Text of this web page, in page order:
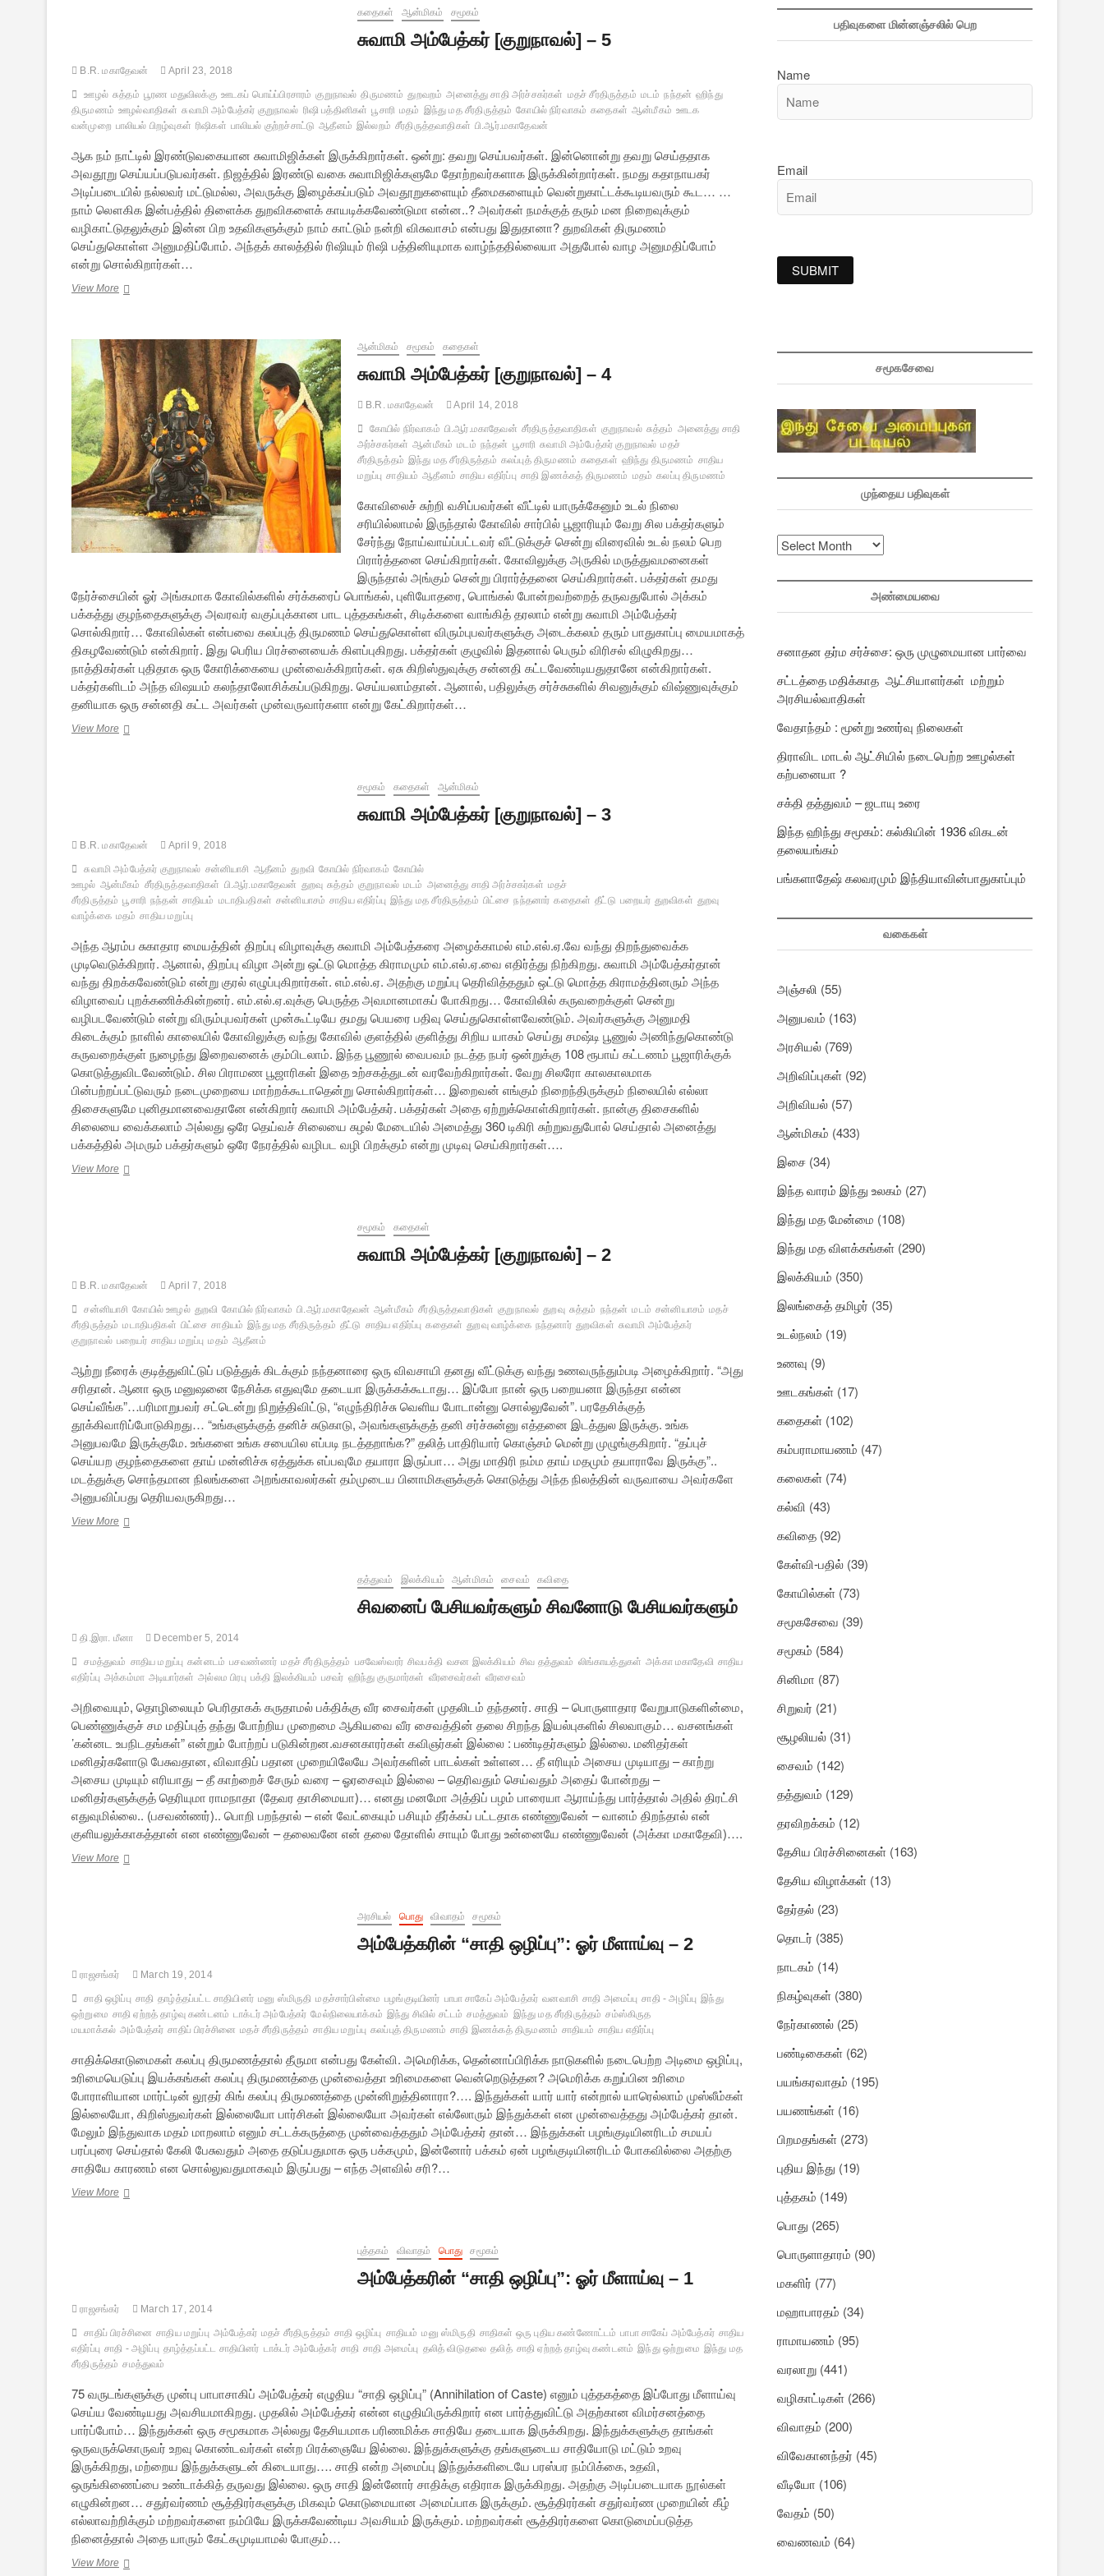
கதைகள் ஆன்மிகம் சமூகம்
சுவாமி அம்பேத்கர் [குறுநாவல்] – 5
B.R. மகாதேவன் April 23, 2018
ஊழல் சுத்தம் பூரண மதுவிலக்கு ஊடகப் பொய்ப்பிரசாரம் குறுநாவல் திருமணம் துறவறம் அனைத்து சாதி அர்ச்சகர்கள் மதச் சீர்திருத்தம் மடம் நந்தன் ஹிந்து
திருமணம் ஊழல்வாதிகள் சுவாமி அம்பேத்கர் குறுநாவல் ரிஷி பத்தினிகள் பூசாரி மதம் இந்து மத சீர்திருத்தம் கோயில் நிர்வாகம் கதைகள் ஆன்மீகம் ஊடக
வன்முறை பாலியல் பிறழ்வுகள் ரிஷிகள் பாலியல் குற்றச்சாட்டு ஆதீனம் இல்லறம் சீர்திருத்தவாதிகள் பி.ஆர்.மகாதேவன்
ஆக நம் நாட்டில் இரண்டுவகையான சுவாமிஜிக்கள் இருக்கிறார்கள். ஒன்று: தவறு செய்பவர்கள். இன்னொன்று தவறு செய்ததாக
அவதூறு செய்யப்படுபவர்கள். நிஜத்தில் இரண்டு வகை சுவாமிஜிக்களுமே தோற்றவர்களாக இருக்கின்றார்கள். நமது கதாநாயகர்
அடிப்படையில் நல்லவர் மட்டுமல்ல, அவருக்கு இழைக்கப்படும் அவதூறுகளையும் தீமைகளையும் வென்றுகாட்டக்கூடியவரும் கூட… …
நாம் லௌகிக இன்பத்தில் திளைக்க துறவிகளைக் காயடிக்கவேண்டுமா என்ன..? அவர்கள் நமக்குத் தரும் மன நிறைவுக்கும்
வழிகாட்டுதலுக்கும் இன்ன பிற உதவிகளுக்கும் நாம் காட்டும் நன்றி விசுவாசம் என்பது இதுதானா? துறவிகள் திருமணம்
செய்துகொள்ள அனுமதிப்போம். அந்தக் காலத்தில் ரிஷியும் ரிஷி பத்தினியுமாக வாழ்ந்ததில்லையா அதுபோல் வாழ அனுமதிப்போம்
என்று சொல்கிறார்கள்…
View Moreசுவாமி
5
ஆன்மிகம் சமூகம் கதைகள்
சுவாமி அம்பேத்கர் [குறுநாவல்] – 4
B.R. மகாதேவன் April 14, 2018
கோயில் நிர்வாகம் பி.ஆர்.மகாதேவன் சீர்திருத்தவாதிகள் குறுநாவல் சுத்தம் அனைத்து சாதி
அர்ச்சகர்கள் ஆன்மீகம் மடம் நந்தன் பூசாரி சுவாமி அம்பேத்கர் குறுநாவல் மதச்
சீர்திருத்தம் இந்து மத சீர்திருத்தம் கலப்புத் திருமணம் கதைகள் ஹிந்து திருமணம் சாதிய
மறுப்பு சாதியம் ஆதீனம் சாதிய எதிர்ப்பு சாதி இணக்கத் திருமணம் மதம் கலப்பு திருமணம்
கோவிலைச் சுற்றி வசிப்பவர்கள் வீட்டில் யாருக்கேனும் உடல் நிலை
சரியில்லாமல் இருந்தால் கோவில் சார்பில் பூஜாரியும் வேறு சில பக்தர்களும்
சேர்ந்து நோய்வாய்ப்பட்டவர் வீட்டுக்குச் சென்று விரைவில் உடல் நலம் பெற
பிரார்த்தனை செய்கிறார்கள். கோவிலுக்கு அருகில் மருத்துவமனைகள்
இருந்தால் அங்கும் சென்று பிரார்த்தனை செய்கிறார்கள். பக்தர்கள் தமது
நேர்ச்சையின் ஓர் அங்கமாக கோவில்களில் சர்க்கரைப் பொங்கல், புளியோதரை, பொங்கல் போன்றவற்றைத் தருவதுபோல் அக்கம்
பக்கத்து குழந்தைகளுக்கு அவரவர் வகுப்புக்கான பாட புத்தகங்கள், சிடிக்களை வாங்கித் தரலாம் என்று சுவாமி அம்பேத்கர்
சொல்கிறார்… கோவில்கள் என்பவை கலப்புத் திருமணம் செய்துகொள்ள விரும்புபவர்களுக்கு அடைக்கலம் தரும் பாதுகாப்பு மையமாகத்
திகழவேண்டும் என்கிறார். இது பெரிய பிரச்னையைக் கிளப்புகிறது. பக்தர்கள் குழுவில் இதனால் பெரும் விரிசல் விழுகிறது…
நாத்திகர்கள் புதிதாக ஒரு கோரிக்கையை முன்வைக்கிறார்கள். ஏசு கிறிஸ்துவுக்கு சன்னதி கட்டவேண்டியதுதானே என்கிறார்கள்.
பக்தர்களிடம் அந்த விஷயம் கலந்தாலோசிக்கப்படுகிறது. செய்யலாம்தான். ஆனால், பதிலுக்கு சர்ச்சுகளில் சிவனுக்கும் விஷ்ணுவுக்கும்
தனியாக ஒரு சன்னதி கட்ட அவர்கள் முன்வருவார்களா என்று கேட்கிறார்கள்…
View Moreசுவாமி
சமூகம் கதைகள் ஆன்மிகம்
சுவாமி அம்பேத்கர் [குறுநாவல்] – 3
B.R. மகாதேவன் April 9, 2018
சுவாமி அம்பேத்கர் குறுநாவல் சன்னியாசி ஆதீனம் துறவி கோயில் நிர்வாகம் கோயில்
ஊழல் ஆன்மீகம் சீர்திருத்தவாதிகள் பி.ஆர்.மகாதேவன் துறவு சுத்தம் குறுநாவல் மடம் அனைத்து சாதி அர்ச்சகர்கள் மதச்
சீர்திருத்தம் பூசாரி நந்தன் சாதியம் மடாதிபதிகள் சன்னியாசம் சாதிய எதிர்ப்பு இந்து மத சீர்திருத்தம் பிட்சை நந்தனார் கதைகள் தீட்டு பறையர் துறவிகள் துறவு
வாழ்க்கை மதம் சாதிய மறுப்பு
அந்த ஆரம்ப சுகாதார மையத்தின் திறப்பு விழாவுக்கு சுவாமி அம்பேத்கரை அழைக்காமல் எம்.எல்.ஏ.வே வந்து திறந்துவைக்க
முடிவெடுக்கிறார். ஆனால், திறப்பு விழா அன்று ஒட்டு மொத்த கிராமமும் எம்.எல்.ஏ.வை எதிர்த்து நிற்கிறது. சுவாமி அம்பேத்கர்தான்
வந்து திறக்கவேண்டும் என்று குரல் எழுப்புகிறார்கள். எம்.எல்.ஏ. அதற்கு மறுப்பு தெரிவித்ததும் ஒட்டு மொத்த கிராமத்தினரும் அந்த
விழாவைப் புறக்கணிக்கின்றனர். எம்.எல்.ஏ.வுக்கு பெருத்த அவமானமாகப் போகிறது… கோவிலில் கருவறைக்குள் சென்று
வழிபடவேண்டும் என்று விரும்புபவர்கள் முன்கூட்டியே தமது பெயரை பதிவு செய்துகொள்ளவேண்டும். அவர்களுக்கு அனுமதி
கிடைக்கும் நாளில் காலையில் கோவிலுக்கு வந்து கோவில் குளத்தில் குளித்து சிறிய யாகம் செய்து சமஷ்டி பூணுல் அணிந்துகொண்டு
கருவறைக்குள் நுழைந்து இறைவனைக் கும்பிடலாம். இந்த பூணூல் வைபவம் நடத்த நபர் ஒன்றுக்கு 108 ரூபாய் கட்டணம் பூஜாரிக்குக்
கொடுத்துவிடவேண்டும். சில பிராமண பூஜாரிகள் இதை உற்சகத்துடன் வரவேற்கிறார்கள். வேறு சிலரோ காலகாலமாக
பின்பற்றப்பட்டுவரும் நடைமுறையை மாற்றக்கூடாதென்று சொல்கிறார்கள்… இறைவன் எங்கும் நிறைந்திருக்கும் நிலையில் எல்லா
திசைகளுமே புனிதமானவைதானே என்கிறார் சுவாமி அம்பேத்கர். பக்தர்கள் அதை ஏற்றுக்கொள்கிறார்கள். நான்கு திசைகளில்
சிலையை வைக்கலாம் அல்லது ஒரே தெய்வச் சிலையை சுழல் மேடையில் அமைத்து 360 டிகிரி சுற்றுவதுபோல் செய்தால் அனைத்து
பக்கத்தில் அமரும் பக்தர்களும் ஒரே நேரத்தில் வழிபட வழி பிறக்கும் என்று முடிவு செய்கிறார்கள்….
View Moreசுவாமி
சமூகம் கதைகள்
சுவாமி அம்பேத்கர் [குறுநாவல்] – 2
B.R. மகாதேவன் April 7, 2018
சன்னியாசி கோயில் ஊழல் துறவி கோயில் நிர்வாகம் பி.ஆர்.மகாதேவன் ஆன்மீகம் சீர்திருத்தவாதிகள் குறுநாவல் துறவு சுத்தம் நந்தன் மடம் சன்னியாசம் மதச்
சீர்திருத்தம் மடாதிபதிகள் பிட்சை சாதியம் இந்து மத சீர்திருத்தம் தீட்டு சாதிய எதிர்ப்பு கதைகள் துறவு வாழ்க்கை நந்தனார் துறவிகள் சுவாமி அம்பேத்கர்
குறுநாவல் பறையர் சாதிய மறுப்பு மதம் ஆதீனம்
ஆற்று நீரைக் குடித்துவிட்டுப் படுத்துக் கிடக்கும் நந்தனாரை ஒரு விவசாயி தனது வீட்டுக்கு வந்து உணவருந்தும்படி அழைக்கிறார். “அது
சரிதான். ஆனா ஒரு மனுஷனை நேசிக்க எதுவுமே தடையா இருக்கக்கூடாது… இப்போ நான் ஒரு பறையனா இருந்தா என்ன
செய்வீங்க”…பரிமாறுபவர் சட்டென்று நிறுத்திவிட்டு, “எழுந்திரிச்சு வெளிய போடான்னு சொல்லுவேன்”. பரதேசிக்குத்
தூக்கிவாரிப்போடுகிறது… “உங்களுக்குத் தனிச் சுடுகாடு, அவங்களுக்குத் தனி சர்ச்சுன்னு எத்தனை இடத்துல இருக்கு. உங்க
அனுபவமே இருக்குமே. உங்களை உங்க சபையில எப்படி நடத்தறாங்க?” தலித் பாதிரியார் கொஞ்சம் மென்று முழுங்குகிறார். “தப்புச்
செய்யற குழந்தைகளை தாய் மன்னிச்சு ஏத்துக்க எப்பவுமே தயாரா இருப்பா… அது மாதிரி நம்ம தாய் மதமும் தயாராவே இருக்கு”..
மடத்துக்கு சொந்தமான நிலங்களை அறங்காவலர்கள் தம்முடைய பினாமிகளுக்குக் கொடுத்து அந்த நிலத்தின் வருவாயை அவர்களே
அனுபவிப்பது தெரியவருகிறது…
View Moreசுவாமி
தத்துவம் இலக்கியம் ஆன்மிகம் சைவம் கவிதை
சிவனைப் பேசியவர்களும் சிவனோடு பேசியவர்களும்
தி.இரா. மீனா December 5, 2014
சமத்துவம் சாதிய மறுப்பு கன்னடம் பசவண்ணர் மதச் சீர்திருத்தம் பசவேஸ்வரர் சிவபக்தி வசன இலக்கியம் சிவ தத்துவம் லிங்காயத்துகள் அக்கா மகாதேவி சாதிய
எதிர்ப்பு அக்கம்மா அடியார்கள் அல்லம பிரபு பக்தி இலக்கியம் பசவர் ஹிந்து குருமார்கள் வீரசைவர்கள் வீரசைவம்
அறிவையும், தொழிலையும் பெரிதாகக் கருதாமல் பக்திக்கு வீர சைவர்கள் முதலிடம் தந்தனர். சாதி – பொருளாதார வேறுபாடுகளின்மை,
பெண்ணுக்குச் சம மதிப்புத் தந்து போற்றிய முறைமை ஆகியவை வீர சைவத்தின் தலை சிறந்த இயல்புகளில் சிலவாகும்… வசனங்கள்
’கன்னட உபநிடதங்கள்” என்றும் போற்றப் படுகின்றன.வசனகாரர்கள் கவிஞர்கள் இல்லை : பண்டிதர்களும் இல்லை. மனிதர்கள்
மனிதர்களோடு பேசுவதான, விவாதிப் பதான முறையிலேயே அவர்களின் பாடல்கள் உள்ளன… தீ எரியும் அசைய முடியாது – காற்று
அசைய முடியும் எரியாது – தீ காற்றைச் சேரும் வரை – ஓரசைவும் இல்லை – தெரிவதும் செய்வதும் அதைப் போன்றது –
மனிதர்களுக்குத் தெரியுமா ராமநாதா (தேவர தாசிமையா)… எனது மனமோ அத்திப் பழம் பாரையா ஆராய்ந்து பார்த்தால் அதில் திரட்சி
எதுவுமில்லை.. (பசவண்ணர்).. பொறி பறந்தால் – என் வேட்கையும் பசியும் தீர்க்கப் பட்டதாக எண்ணுவேன் – வானம் திறந்தால் என்
குளியலுக்காகத்தான் என எண்ணுவேன் – தலைவனே என் தலை தோளில் சாயும் போது உன்னையே எண்ணுவேன் (அக்கா மகாதேவி)….
View Moreசிவனைப்
அரசியல்
பொது விவாதம் சமூகம்
அம்பேத்கரின் “சாதி ஒழிப்பு”: ஓர் மீளாய்வு – 2
ராஜசங்கர் March 19, 2014
சாதி ஒழிப்பு சாதி தாழ்த்தப்பட்ட சாதியினர் மனு ஸ்மிருதி மதச்சார்பின்மை பழங்குடியினர் பாபா சாகேப் அம்பேத்கர் வனவாசி சாதி அமைப்பு சாதி - அழிப்பு இந்து
ஒற்றுமை சாதி ஏற்றத் தாழ்வு கண்டனம் டாக்டர் அம்பேத்கர் மேல்நிலையாக்கம் இந்து சிவில் சட்டம் சமத்துவம் இந்து மத சீர்திருத்தம் சம்ஸ்கிருத
மயமாக்கல் அம்பேத்கர் சாதிப் பிரச்சினை மதச் சீர்திருத்தம் சாதிய மறுப்பு கலப்புத் திருமணம் சாதி இணக்கத் திருமணம் சாதியம் சாதிய எதிர்ப்பு
சாதிக்கொடுமைகள் கலப்பு திருமணத்தால் தீருமா என்பது கேள்வி. அமெரிக்க, தென்னாப்பிரிக்க நாடுகளில் நடைபெற்ற அடிமை ஒழிப்பு,
உரிமையெடுப்பு இயக்கங்கள் கலப்பு திருமணத்தை முன்வைத்தா உரிமைகளை வென்றெடுத்தன? அமெரிக்க கறுப்பின உரிமை
போராளியான மார்ட்டின் லூதர் கிங் கலப்பு திருமணத்தை முன்னிறுத்தினாரா?…. இந்துக்கள் யார் யார் என்றால் யாரெல்லாம் முஸ்லீம்கள்
இல்லையோ, கிறிஸ்துவர்கள் இல்லையோ பார்சிகள் இல்லையோ அவர்கள் எல்லோரும் இந்துக்கள் என முன்வைத்தது அம்பேத்கர் தான்.
மேலும் இந்துவாக மதம் மாறலாம் எனும் சட்டக்கருத்தை முன்வைத்ததும் அம்பேத்கர் தான்… இந்துக்கள் பழங்குடியினரிடம் சமயப்
பரப்புரை செய்தால் கேலி பேசுவதும் அதை தடுப்பதுமாக ஒரு பக்கமும், இன்னோர் பக்கம் ஏன் பழங்குடியினரிடம் போகவில்லை அதற்கு
சாதியே காரணம் என சொல்லுவதுமாகவும் இருப்பது – எந்த அளவில் சரி?…
View Moreஅம்பேத்கரின்
புத்தகம் விவாதம் பொது சமூகம்
அம்பேத்கரின் “சாதி ஒழிப்பு”: ஓர் மீளாய்வு – 1
ராஜசங்கர் March 17, 2014
சாதிப் பிரச்சினை சாதிய மறுப்பு அம்பேத்கர் மதச் சீர்திருத்தம் சாதி ஒழிப்பு சாதியம் மனு ஸ்மிருதி சாதிகள் ஒரு புதிய கண்ணோட்டம் பாபா சாகேப் அம்பேத்கர் சாதிய
எதிர்ப்பு சாதி - அழிப்பு தாழ்த்தப்பட்ட சாதியினர் டாக்டர் அம்பேத்கர் சாதி சாதி அமைப்பு தலித் விடுதலை தலித் சாதி ஏற்றத் தாழ்வு கண்டனம் இந்து ஒற்றுமை இந்து மத
சீர்திருத்தம் சமத்துவம்
75 வருடங்களுக்கு முன்பு பாபாசாகிப் அம்பேத்கர் எழுதிய “சாதி ஒழிப்பு” (Annihilation of Caste) எனும் புத்தகத்தை இப்போது மீளாய்வு
செய்ய வேண்டியது அவசியமாகிறது. முதலில் அம்பேத்கர் என்ன எழுதியிருக்கிறார் என பார்த்துவிட்டு அதற்கான விமர்சனத்தை
பார்ப்போம்… இந்துக்கள் ஒரு சமூகமாக அல்லது தேசியமாக பரிணமிக்க சாதியே தடையாக இருக்கிறது. இந்துக்களுக்கு தாங்கள்
ஒருவருக்கொருவர் உறவு கொண்டவர்கள் என்ற பிரக்ஞையே இல்லை. இந்துக்களுக்கு தங்களுடைய சாதியோடு மட்டும் உறவு
இருக்கிறது, மற்றைய இந்துக்களுடன் கிடையாது…. சாதி என்ற அமைப்பு இந்துக்களிடையே பரஸ்பர நம்பிக்கை, உதவி,
ஒருங்கிணைப்பை உண்டாக்கித் தருவது இல்லை. ஒரு சாதி இன்னோர் சாதிக்கு எதிராக இருக்கிறது. அதற்கு அடிப்படையாக நூல்கள்
எழுகின்றன… சதுர்வர்ணம் சூத்திரர்களுக்கு மிகவும் கொடுமையான அமைப்பாக இருக்கும். சூத்திரர்கள் சதுர்வர்ண முறையின் கீழ்
எல்லாவற்றிக்கும் மற்றவர்களை நம்பியே இருக்கவேண்டிய அவசியம் இருக்கும். மற்றவர்கள் சூத்திரர்களை கொடுமைப்படுத்த
நினைத்தால் அதை யாரும் கேட்கமுடியாமல் போகும்…
View Moreஅம்பேத்கரின்
பதிவுகளை மின்னஞ்சலில் பெற
Name
Email
சமூகசேவை
முந்தைய பதிவுகள்
முந்தைய
பதிவுகள்
அண்மையவை
சனாதன தர்ம சர்ச்சை: ஒரு முழுமையான பார்வை
சட்டத்தை மதிக்காத ஆட்சியாளர்கள் மற்றும்
அரசியல்வாதிகள்
வேதாந்தம் : மூன்று உணர்வு நிலைகள்
திராவிட மாடல் ஆட்சியில் நடைபெற்ற ஊழல்கள்
கற்பனையா ?
சக்தி தத்துவம் – ஜடாயு உரை
இந்த ஹிந்து சமூகம்: கல்கியின் 1936 விகடன்
தலையங்கம்
பங்களாதேஷ் கலவரமும் இந்தியாவின்பாதுகாப்பும்
வகைகள்
அஞ்சலி (55)
அனுபவம் (163)
அரசியல் (769)
அறிவிப்புகள் (92)
அறிவியல் (57)
ஆன்மிகம் (433)
இசை (34)
இந்த வாரம் இந்து உலகம் (27)
இந்து மத மேன்மை (108)
இந்து மத விளக்கங்கள் (290)
இலக்கியம் (350)
இலங்கைத் தமிழர் (35)
உடல்நலம் (19)
உணவு (9)
ஊடகங்கள் (17)
கதைகள் (102)
கம்பராமாயணம் (47)
கலைகள் (74)
கல்வி (43)
கவிதை (92)
கேள்வி-பதில் (39)
கோயில்கள் (73)
சமூகசேவை (39)
சமூகம் (584)
சினிமா (87)
சிறுவர் (21)
சூழலியல் (31)
சைவம் (142)
தத்துவம் (129)
தரவிறக்கம் (12)
தேசிய பிரச்சினைகள் (163)
தேசிய விழாக்கள் (13)
தேர்தல் (23)
தொடர் (385)
நாடகம் (14)
நிகழ்வுகள் (380)
நேர்காணல் (25)
பண்டிகைகள் (62)
பயங்கரவாதம் (195)
பயணங்கள் (16)
பிறமதங்கள் (273)
புதிய இந்து (19)
புத்தகம் (149)
பொது (265)
பொருளாதாரம் (90)
மகளிர் (77)
மஹாபாரதம் (34)
ராமாயணம் (95)
வரலாறு (441)
வழிகாட்டிகள் (266)
விவாதம் (200)
விவேகானந்தர் (45)
வீடியோ (106)
வேதம் (50)
வைணவம் (64)